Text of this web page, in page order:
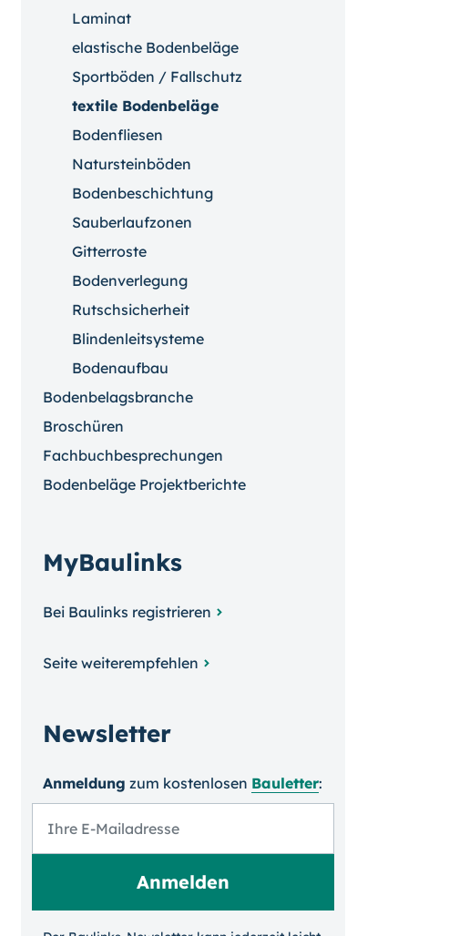
Laminat
elastische Bodenbeläge
Sportböden / Fallschutz
textile Bodenbeläge
Bodenfliesen
Natursteinböden
Bodenbeschichtung
Sauberlaufzonen
Gitterroste
Bodenverlegung
Rutschsicherheit
Blindenleitsysteme
Bodenaufbau
Bodenbelagsbranche
Broschüren
Fachbuchbesprechungen
Bodenbeläge Projektberichte
MyBaulinks
Bei Baulinks registrieren
Seite weiterempfehlen
Newsletter
Anmeldung zum kosten­losen Bauletter: